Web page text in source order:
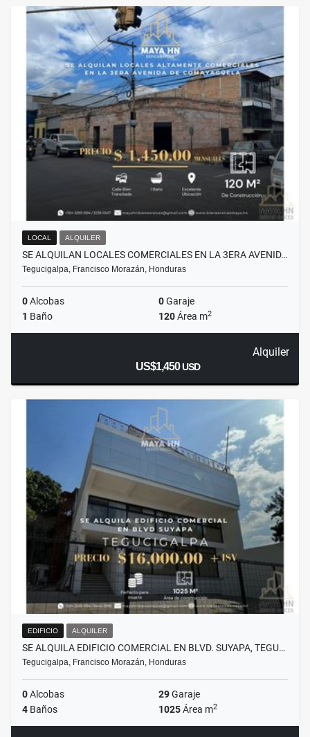
LOCAL ALQUILER
SE ALQUILAN LOCALES COMERCIALES EN LA 3ERA AVENID…
Tegucigalpa, Francisco Morazán, Honduras
0Alcobas 0Garaje
1 Baño 120Área m2
Alquiler
US$1,450USD
EDIFICIO ALQUILER
SE ALQUILA EDIFICIO COMERCIAL EN BLVD. SUYAPA, TEGU…
Tegucigalpa, Francisco Morazán, Honduras
0Alcobas 29Garaje
4 Baños 1025Área m2